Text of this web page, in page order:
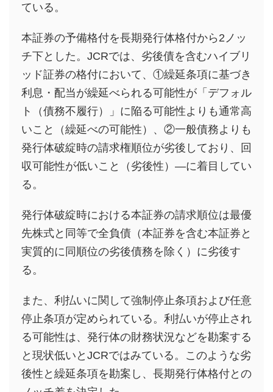
ている。
本証券の予備格付を長期発行体格付から2ノッ
チ下とした。JCRでは、劣後債を含むハイブリ
ッド証券の格付において、①繰延条項に基づき
利息・配当が繰延べられる可能性が「デフォル
ト（債務不履行）」に陥る可能性よりも通常高
いこと（繰延べの可能性）、②一般債務よりも
発行体破綻時の請求権順位が劣後しており、回
収可能性が低いこと（劣後性）―に着目してい
る。
発行体破綻時における本証券の請求順位は最優
先株式と同等で全負債（本証券を含む本証券と
実質的に同順位の劣後債務を除く）に劣後す
る。
また、利払いに関して強制停止条項および任意
停止条項が定められている。利払いが停止され
る可能性は、発行体の財務状況などを勘案する
と現状低いとJCRではみている。このような劣
後性と繰延条項を勘案し、長期発行体格付との